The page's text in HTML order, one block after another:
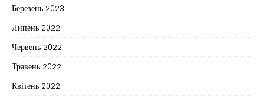
Березень 2023
Липень 2022
Червень 2022
Травень 2022
Квітень 2022